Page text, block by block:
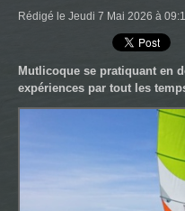
Rédigé le Jeudi 7 Mai 2026 à
Mutlicoque se pratiquant en
expériences par tout les